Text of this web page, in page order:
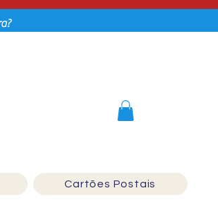
Cartões Postais